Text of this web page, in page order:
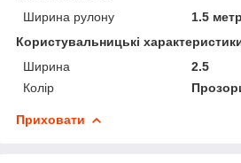
Ширина рулону
1.5
Користувальницькі
Ширина
2.5
Колір
Приховати